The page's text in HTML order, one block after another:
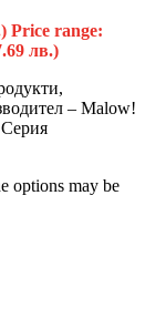
Price range:
лв.)
– Malow!
options may be